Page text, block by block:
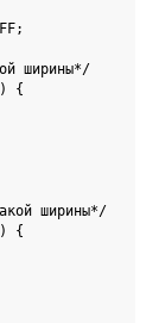
ширины*/
{
ширины*/
{